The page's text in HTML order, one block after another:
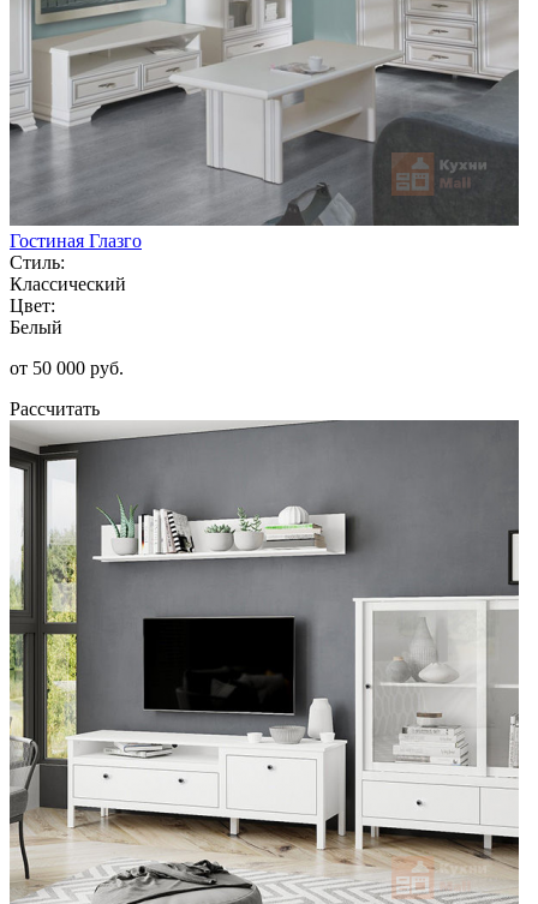
Гостиная Глазго
Стиль:
Классический
Цвет:
Белый
от 50 000 руб.
Рассчитать